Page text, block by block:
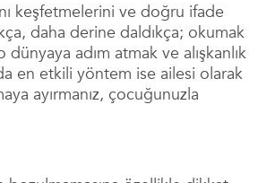
keşfetmelerini ve doğru ifade
daha derine daldıkça; okumak
adım atmak ve alışkanlık
en etkili yöntem ise ailesi olarak
ayırmanız, çocuğunuzla